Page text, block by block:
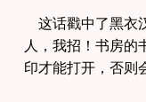
这话戳中了黑衣
人，我招！书房的
印才能打开，否则